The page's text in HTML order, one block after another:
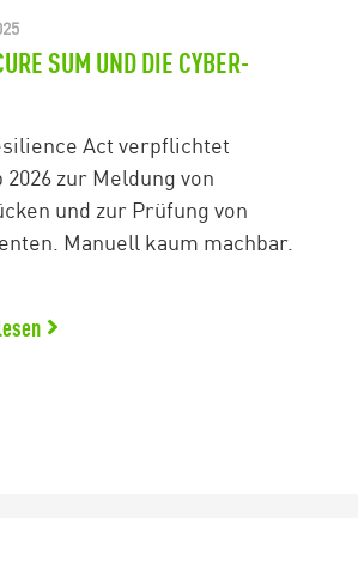
SUM UND DIE CYBER-
Act verpflichtet
zur Meldung von
und zur Prüfung von
Manuell kaum machbar.